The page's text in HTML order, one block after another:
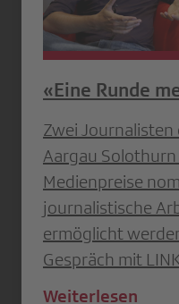
«Eine Runde
Zwei
Aargau
Medienpreise
journalistische
ermöglicht
Gespräch mit
Weiterlesen